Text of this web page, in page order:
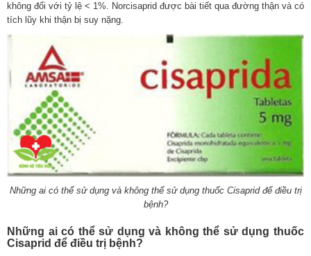
không đổi với tỷ lệ < 1%. Norcisaprid được bài tiết qua đường thận và có
tích lũy khi thận bị suy nặng.
Những ai có thể sử dụng và không thể sử dụng thuốc Cisaprid để điều trị
bệnh?
Những ai có thể sử dụng và không thể sử dụng thuốc
Cisaprid để điều trị bệnh?